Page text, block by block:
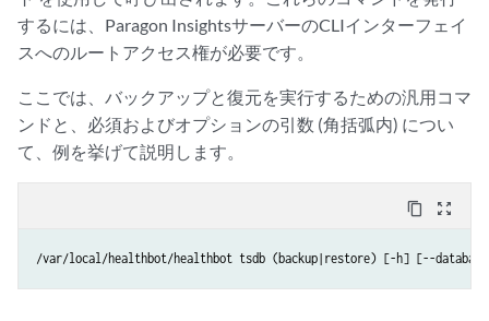
するには、Paragon InsightsサーバーのCLIインターフェイ
スへのルートアクセス権が必要です。
ここでは、バックアップと復元を実行するための汎用コマ
ンドと、必須およびオプションの引数 (角括弧内) につい
て、例を挙げて説明します。
content_copy zoom_out_map
/var/local/healthbot/healthbot tsdb (backup|restore) [-h] [--